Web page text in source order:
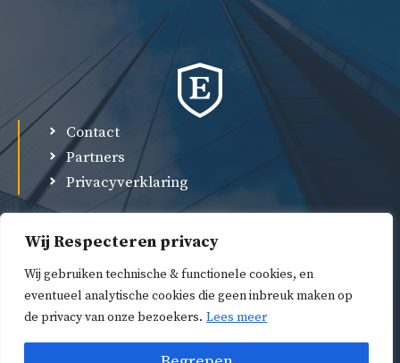
Wij Respecteren privacy
Wij gebruiken technische & functionele cookies, en
eventueel analytische cookies die geen inbreuk maken op
de privacy van onze bezoekers. Lees meer
Contact
Partners
Privacyverklaring
© 2026 Damman Advocaten •